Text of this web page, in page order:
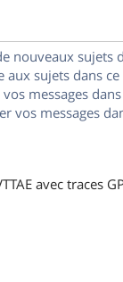
nouveaux sujets
aux sujets dans
messages
vos messages
avec traces